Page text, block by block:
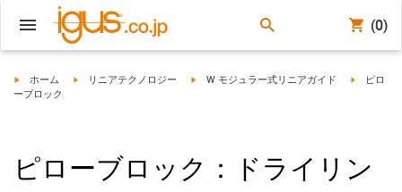
(0)
igus-icon-arrow-right
ホーム igus-icon-arrow-right
リニアテクノロジー igus-icon-arrow-right
W モジュラー式リニアガイド igus-
ピロ
ーブロック
ピローブロック：ドライリン